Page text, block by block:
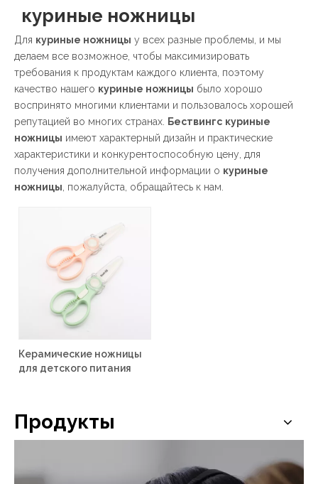
куриные ножницы
Для куриные ножницы у всех разные проблемы, и мы
делаем все возможное, чтобы максимизировать
требования к продуктам каждого клиента, поэтому
качество нашего куриные ножницы было хорошо
воспринято многими клиентами и пользовалось хорошей
репутацией во многих странах.
Бествингс куриные
ножницы имеют характерный дизайн и практические
характеристики и конкурентоспособную цену, для
получения дополнительной информации о куриные
ножницы , пожалуйста, обращайтесь к нам.
Керамические ножницы
для детского питания
Продукты